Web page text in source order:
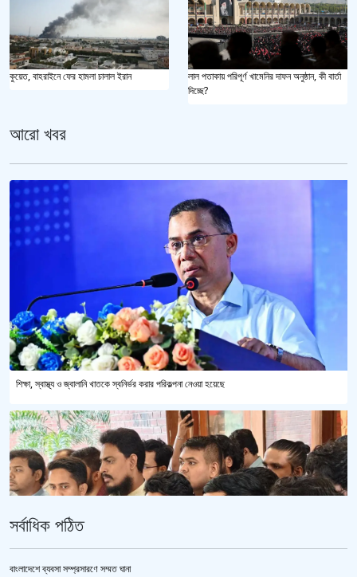
কুয়েত, বাহরাইনে ফের হামলা চালাল ইরান
লাল পতাকায় পরিপূর্ণ খামেনির দাফন অনুষ্ঠান, কী বার্তা
দিচ্ছে?
আরো খবর
শিক্ষা, স্বাস্থ্য ও জ্বালানি খাতকে স্বনির্ভর করার পরিকল্পনা নেওয়া হয়েছে
সর্বাধিক পঠিত
বাংলাদেশে ব্যবসা সম্প্রসারণে সম্মত ঘানা